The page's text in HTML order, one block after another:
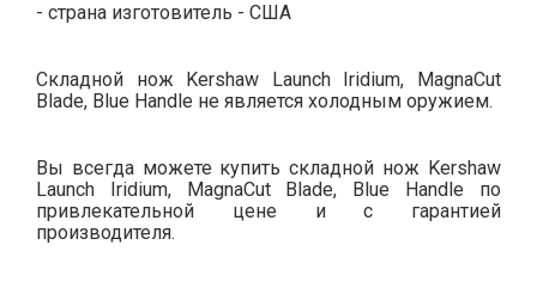
- страна изготовитель - США
Складной нож Kershaw Launch Iridium, MagnaCut
Blade, Blue Handle не является холодным оружием.
Вы всегда можете купить складной нож Kershaw
Launch Iridium, MagnaCut Blade, Blue Handle по
привлекательной цене и с гарантией
производителя.